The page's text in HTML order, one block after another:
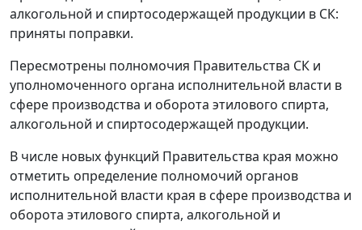
алкогольной и спиртосодержащей продукции в СК:
приняты поправки.
Пересмотрены полномочия Правительства СК и
уполномоченного органа исполнительной власти в
сфере производства и оборота этилового спирта,
алкогольной и спиртосодержащей продукции.
В числе новых функций Правительства края можно
отметить определение полномочий органов
исполнительной власти края в сфере производства и
оборота этилового спирта, алкогольной и